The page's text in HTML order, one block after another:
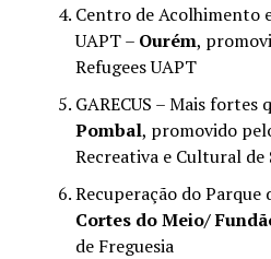
Centro de Acolhimento
UAPT – Ourém,
Refugees UAPT
GARECUS – Mais fortes
Pombal, promovido
Recreativa e Cultural de
Recuperação do Parque
Cortes do Meio/
de Freguesia